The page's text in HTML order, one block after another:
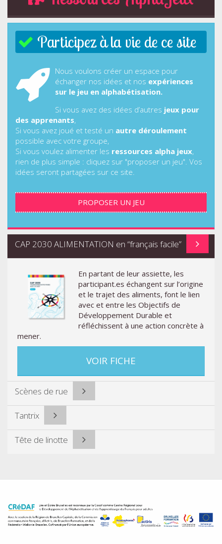
Participez à la vie de ce site
Nous voulons créer un espace pour
échanger nos idées et nos expériences
sur le jeu en alphabétisation.
Si vous avez des idées d’autres jeux pour
des apprenants,
Si vous avez joué et testé un autre déroulement
possible avec votre groupe,
Si vous voulez alimenter les ressources alpha jeux,
rien de plus simple : cliquez sur "proposer un jeu". Vos
idées seront partagées sur ce site.
PROPOSER UN JEU
CAP 2030 ALIMENTATION en “français facile”
En partant de leur assiette, les
participant.es échangent sur l’origine
et le trajet des aliments, font le lien
avec et entre les Objectifs de
Développement Durable et
réfléchissent à une action concrète à
mener.
VOIR FICHE
Scènes de rue
Tantrix
Tête de linotte